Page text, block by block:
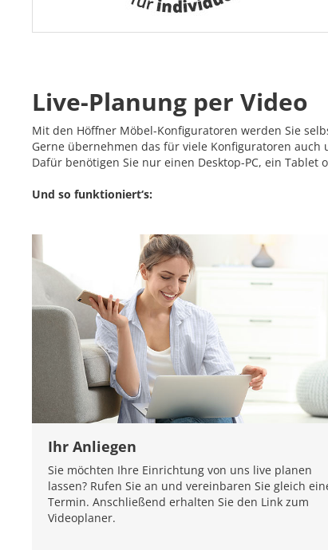
Live-Planung per Video
Mit den Höffner Möbel-Konfiguratoren werden Sie
Gerne übernehmen das für viele Konfiguratoren
Dafür benötigen Sie nur einen Desktop-PC, ein
Und so funktioniert‘s:
Ihr Anliegen
Sie möchten Ihre Einrichtung von uns live planen
lassen? Rufen Sie an und vereinbaren Sie gleich
Termin. Anschließend erhalten Sie den Link zum
Videoplaner.